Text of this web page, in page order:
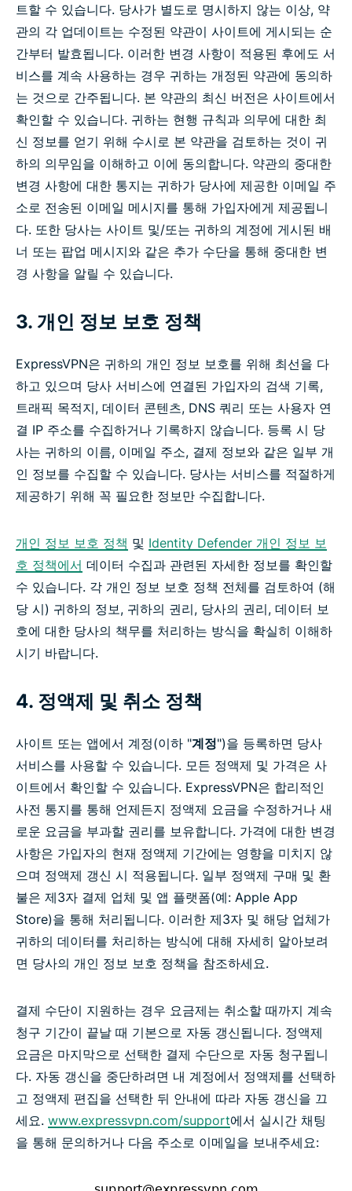
트할 수 있습니다. 당사가 별도로 명시하지 않는 이상, 약
관의 각 업데이트는 수정된 약관이 사이트에 게시되는 순
간부터 발효됩니다. 이러한 변경 사항이 적용된 후에도 서
비스를 계속 사용하는 경우 귀하는 개정된 약관에 동의하
는 것으로 간주됩니다. 본 약관의 최신 버전은 사이트에서
확인할 수 있습니다. 귀하는 현행 규칙과 의무에 대한 최
신 정보를 얻기 위해 수시로 본 약관을 검토하는 것이 귀
하의 의무임을 이해하고 이에 동의합니다. 약관의 중대한
변경 사항에 대한 통지는 귀하가 당사에 제공한 이메일 주
소로 전송된 이메일 메시지를 통해 가입자에게 제공됩니
다. 또한 당사는 사이트 및/또는 귀하의 계정에 게시된 배
너 또는 팝업 메시지와 같은 추가 수단을 통해 중대한 변
경 사항을 알릴 수 있습니다.
3. 개인 정보 보호 정책
ExpressVPN은 귀하의 개인 정보 보호를 위해 최선을 다
하고 있으며 당사 서비스에 연결된 가입자의 검색 기록,
트래픽 목적지, 데이터 콘텐츠, DNS 쿼리 또는 사용자 연
결 IP 주소를 수집하거나 기록하지 않습니다. 등록 시 당
사는 귀하의 이름, 이메일 주소, 결제 정보와 같은 일부 개
인 정보를 수집할 수 있습니다. 당사는 서비스를 적절하게
제공하기 위해 꼭 필요한 정보만 수집합니다.
개인 정보 보호 정책 및 Identity Defender 개인 정보 보
호 정책에서 데이터 수집과 관련된 자세한 정보를 확인할
수 있습니다. 각 개인 정보 보호 정책 전체를 검토하여 (해
당 시) 귀하의 정보, 귀하의 권리, 당사의 권리, 데이터 보
호에 대한 당사의 책무를 처리하는 방식을 확실히 이해하
시기 바랍니다.
4. 정액제 및 취소 정책
사이트 또는 앱에서 계정(이하 "계정")을 등록하면 당사
서비스를 사용할 수 있습니다. 모든 정액제 및 가격은 사
이트에서 확인할 수 있습니다. ExpressVPN은 합리적인
사전 통지를 통해 언제든지 정액제 요금을 수정하거나 새
로운 요금을 부과할 권리를 보유합니다. 가격에 대한 변경
사항은 가입자의 현재 정액제 기간에는 영향을 미치지 않
으며 정액제 갱신 시 적용됩니다. 일부 정액제 구매 및 환
불은 제3자 결제 업체 및 앱 플랫폼(예: Apple App
Store)을 통해 처리됩니다. 이러한 제3자 및 해당 업체가
귀하의 데이터를 처리하는 방식에 대해 자세히 알아보려
면 당사의 개인 정보 보호 정책을 참조하세요.
결제 수단이 지원하는 경우 요금제는 취소할 때까지 계속
청구 기간이 끝날 때 기본으로 자동 갱신됩니다. 정액제
요금은 마지막으로 선택한 결제 수단으로 자동 청구됩니
다. 자동 갱신을 중단하려면 내 계정에서 정액제를 선택하
고 정액제 편집을 선택한 뒤 안내에 따라 자동 갱신을 끄
세요. www.expressvpn.com/support에서 실시간 채팅
을 통해 문의하거나 다음 주소로 이메일을 보내주세요: